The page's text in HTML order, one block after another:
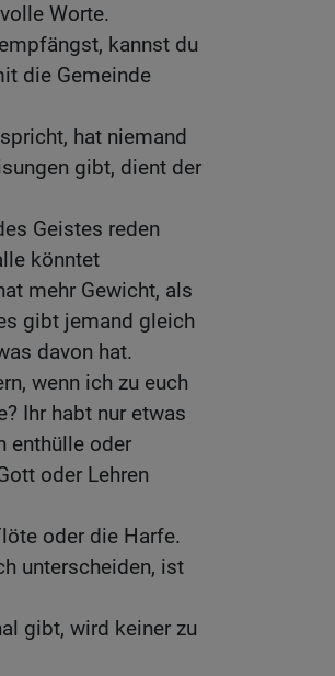
Worte.
kannst du
die Gemeinde
hat niemand
gibt, dient der
Geistes reden
könntet
mehr Gewicht, als
gibt jemand gleich
davon hat.
wenn ich zu euch
Ihr habt nur etwas
enthülle oder
oder Lehren
oder die Harfe.
unterscheiden, ist
gibt, wird keiner zu